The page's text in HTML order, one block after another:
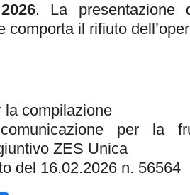
. La presentazione
comporta il rifiuto
la compilazione
per la
ZES Unica
del 16.02.2026 n. 56564